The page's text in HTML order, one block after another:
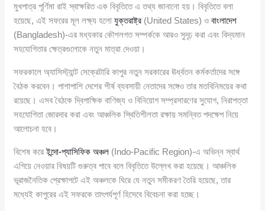
মুখপাত্র পূর্ণিমা রাই স্বাক্ষরিত এক বিবৃতিতে এ তথ্য জানানো হয়। বিবৃতিতে বলা
হয়েছে, এই সফরের মূল লক্ষ্য হলোযুক্তরাষ্ট্র (United States) ওবাংলাদেশ
(Bangladesh)-এর মধ্যকার কৌশলগত সম্পর্ককে আরও সুদৃঢ় করা এবং বিদ্যমান
সহযোগিতার ক্ষেত্রগুলোকে নতুন মাত্রা দেওয়া।
সফরকালে অ্যাসিস্ট্যান্ট সেক্রেটারি কাপুর নতুন সরকারের ঊর্ধ্বতন কর্মকর্তাদের সঙ্গে
বৈঠক করবেন। পাশাপাশি দেশের শীর্ষ ব্যবসায়ী নেতাদের সঙ্গেও তার মতবিনিময়ের কথা
রয়েছে। এসব বৈঠকে দ্বিপাক্ষিক বাণিজ্য ও বিনিয়োগ সম্প্রসারণের সুযোগ, নিরাপত্তা
সহযোগিতা জোরদার করা এবং আঞ্চলিক স্থিতিশীলতা রক্ষায় সমন্বিত পদক্ষেপ নিয়ে
আলোচনা হবে।
বিশেষ করেইন্দো-প্যাসিফিক অঞ্চল (Indo-Pacific Region)-এ অভিন্ন স্বার্থ
এগিয়ে নেওয়ার বিষয়টি গুরুত্ব পাবে বলে বিবৃতিতে উল্লেখ করা হয়েছে। আঞ্চলিক
ভূরাজনৈতিক প্রেক্ষাপটে এই অঞ্চলকে ঘিরে যে নতুন সমীকরণ তৈরি হয়েছে, তার
মধ্যেই কাপুরের এই সফরকে তাৎপর্যপূর্ণ হিসেবে বিবেচনা করা হচ্ছে।